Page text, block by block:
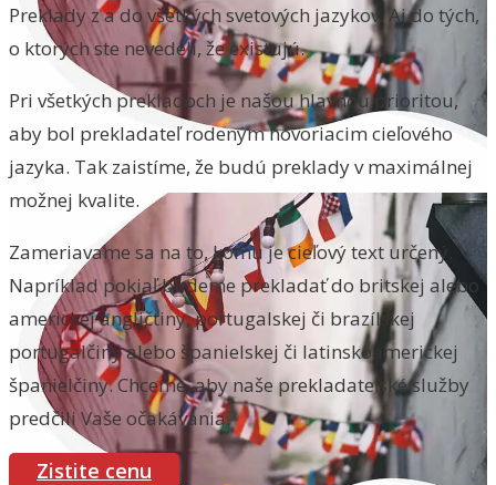
Preklady z a do všetkých svetových jazykov. Aj do tých,
o ktorých ste nevedeli, že existujú.
Pri všetkých prekladoch je našou hlavnou prioritou,
aby bol prekladateľ rodeným hovoriacim cieľového
jazyka. Tak zaistíme, že budú preklady v maximálnej
možnej kvalite.
Zameriavame sa na to, komu je cieľový text určený.
Napríklad pokiaľ budeme prekladať do britskej alebo
americkej angličtiny, portugalskej či brazílskej
portugalčiny alebo španielskej či latinskoamerickej
španielčiny. Chceme, aby naše prekladateľské služby
predčili Vaše očakávania.
Zistite cenu